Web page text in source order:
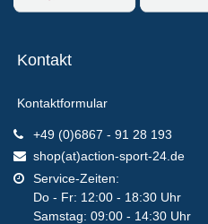
Kontakt
Kontaktformular
+49 (0)6867 - 91 28 193
shop(at)action-sport-24.de
Service-Zeiten:
Do - Fr: 12:00 - 18:30 Uhr
Samstag: 09:00 - 14:30 Uhr